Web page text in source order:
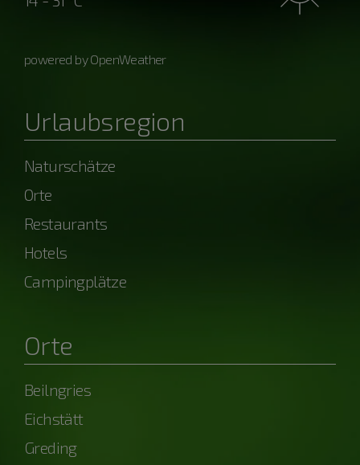
powered by OpenWeather
Urlaubsregion
Naturschätze
Orte
Restaurants
Hotels
Campingplätze
Orte
Beilngries
Eichstätt
Greding